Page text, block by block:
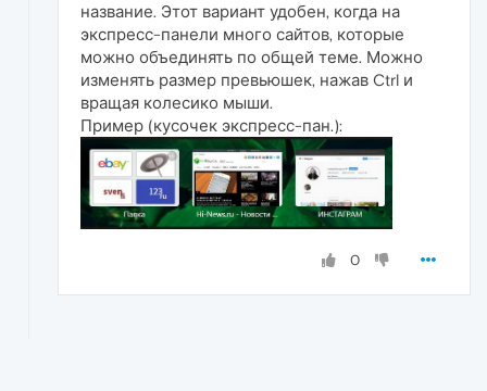
название. Этот вариант удобен, когда на
экспресс-панели много сайтов, которые
можно объединять по общей теме. Можно
изменять размер превьюшек, нажав Ctrl и
вращая колесико мыши.
Пример (кусочек экспресс-пан.):
0